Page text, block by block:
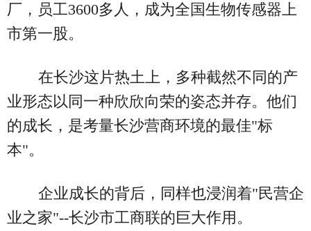
厂，员工3600多人，成为全国生物传感器上
市第一股。
在长沙这片热土上，多种截然不同的产
业形态以同一种欣欣向荣的姿态并存。他们
的成长，是考量长沙营商环境的最佳"标
本"。
企业成长的背后，同样也浸润着"民营企
业之家"--长沙市工商联的巨大作用。